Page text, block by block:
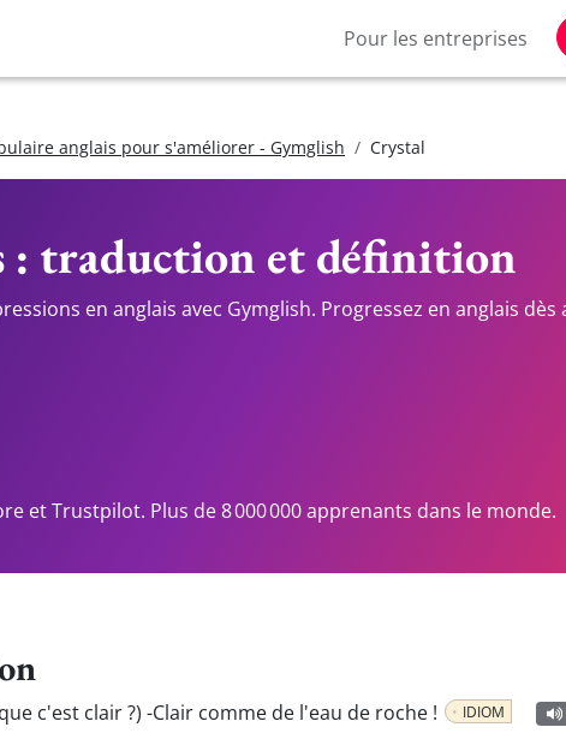
Pour les entreprises
anglais pour s'améliorer - Gymglish Crystal
: traduction et définition
en anglais avec Gymglish. Progressez en anglais
et Trustpilot. Plus de 8 000 000 apprenants dans le monde.
c'est clair ?) -Clair comme de l'eau de roche ! IDIOM